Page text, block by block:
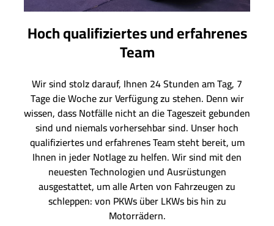
Hoch qualifiziertes und erfahrenes
Team
Wir sind stolz darauf, Ihnen 24 Stunden am Tag, 7
Tage die Woche zur Verfügung zu stehen. Denn wir
wissen, dass Notfälle nicht an die Tageszeit gebunden
sind und niemals vorhersehbar sind. Unser hoch
qualifiziertes und erfahrenes Team steht bereit, um
Ihnen in jeder Notlage zu helfen. Wir sind mit den
neuesten Technologien und Ausrüstungen
ausgestattet, um alle Arten von Fahrzeugen zu
schleppen: von PKWs über LKWs bis hin zu
Motorrädern.